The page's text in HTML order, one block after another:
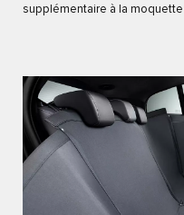
supplémentaire à la